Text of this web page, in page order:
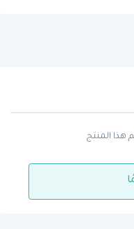
هذا المنتج